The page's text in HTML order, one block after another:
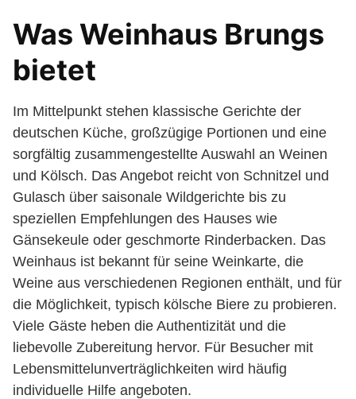
Was Weinhaus Brungs
bietet
Im Mittelpunkt stehen klassische Gerichte der
deutschen Küche, großzügige Portionen und eine
sorgfältig zusammengestellte Auswahl an Weinen
und Kölsch. Das Angebot reicht von Schnitzel und
Gulasch über saisonale Wildgerichte bis zu
speziellen Empfehlungen des Hauses wie
Gänsekeule oder geschmorte Rinderbacken. Das
Weinhaus ist bekannt für seine Weinkarte, die
Weine aus verschiedenen Regionen enthält, und für
die Möglichkeit, typisch kölsche Biere zu probieren.
Viele Gäste heben die Authentizität und die
liebevolle Zubereitung hervor. Für Besucher mit
Lebensmittelunverträglichkeiten wird häufig
individuelle Hilfe angeboten.